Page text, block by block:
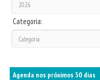
Categoria:
Agenda nos próximos 30 dias